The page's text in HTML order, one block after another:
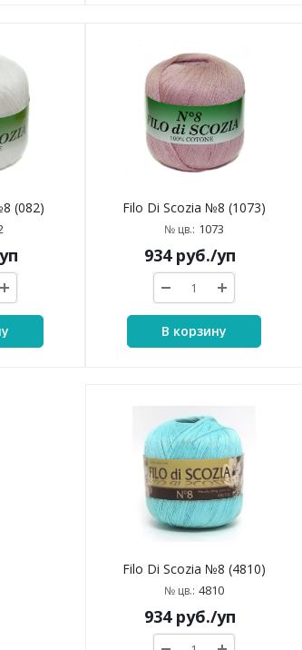
(082) Filo Di Scozia №8 (1073)
№ цв.: 1073
934руб./уп
В корзину
Filo Di Scozia №8 (4810)
№ цв.: 4810
934руб./уп